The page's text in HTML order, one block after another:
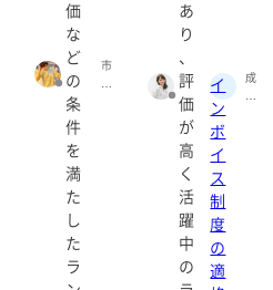
価
な
ど
の
条
件
を
満
た
し
た
ラ
市
村
あ
り
、
評
価
が
高
く
活
躍
中
の
イ
ン
ボ
イ
ス
制
度
の
適
成
相